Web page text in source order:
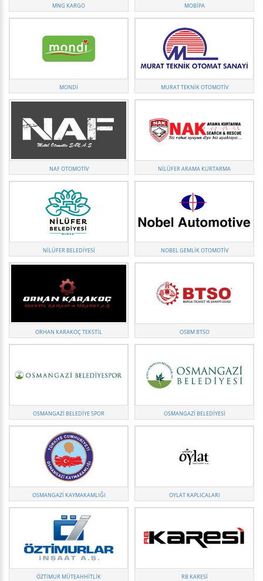
MNG KARGO MOBIPA
MONDI MURAT TEKNIK OTOMOTIV
NAF OTOMOTIV NILÜFER ARAMA KURTARMA
NILÜFER BELEDIYESI NOBEL GEMLİK OTOMOTİV
ORHAN KARAKOÇ TEKSTIL OSBM BTSO
OSMANGAZI BELEDIYE SPOR OSMANGAZI BELEDIYESI
OSMANGAZI KAYMAKAMLIĞI OYLAT KAPLICALARI
ÖZTIMUR MÜTEAHHITLIK RB KARESI